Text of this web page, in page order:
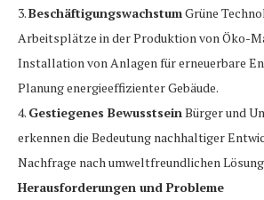
3.BeschäftigungswachstumGrüne
Arbeitsplätze in der Produktion von Öko-
Installation von Anlagen für erneuerbare
Planung energieeffizienter Gebäude.
4. Gestiegenes BewusstseinBürger und
erkennen die Bedeutung nachhaltiger
Nachfrage nach umweltfreundlichen
Herausforderungen und Probleme